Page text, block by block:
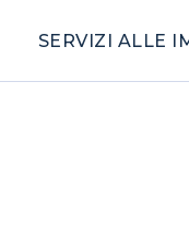
SERVIZI ALLE